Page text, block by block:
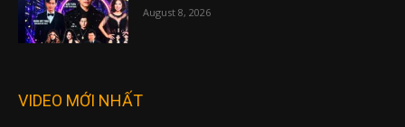
August 8, 2026
VIDEO MỚI NHẤT